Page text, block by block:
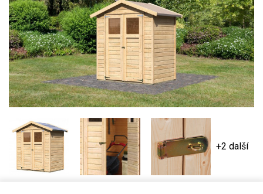
+2 další